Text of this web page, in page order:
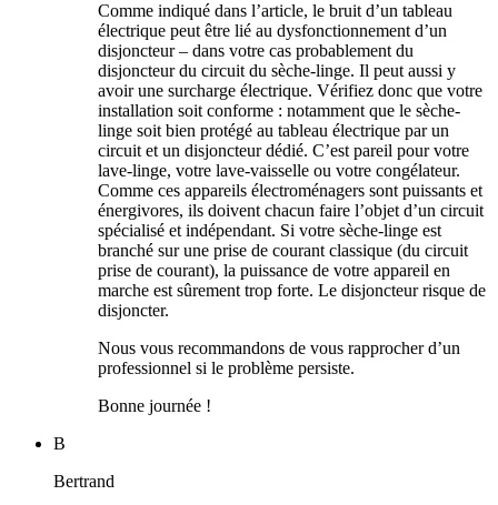
Comme indiqué dans l’article, le bruit d’un tableau
électrique peut être lié au dysfonctionnement d’un
disjoncteur – dans votre cas probablement du
disjoncteur du circuit du sèche-linge. Il peut aussi y
avoir une surcharge électrique. Vérifiez donc que votre
installation soit conforme : notamment que le sèche-
linge soit bien protégé au tableau électrique par un
circuit et un disjoncteur dédié. C’est pareil pour votre
lave-linge, votre lave-vaisselle ou votre congélateur.
Comme ces appareils électroménagers sont puissants et
énergivores, ils doivent chacun faire l’objet d’un circuit
spécialisé et indépendant. Si votre sèche-linge est
branché sur une prise de courant classique (du circuit
prise de courant), la puissance de votre appareil en
marche est sûrement trop forte. Le disjoncteur risque de
disjoncter.
Nous vous recommandons de vous rapprocher d’un
professionnel si le problème persiste.
Bonne journée !
B
Bertrand